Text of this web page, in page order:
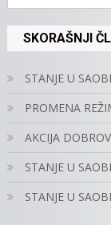
SKORAŠNJI
STANJE U
PROMENA
AKCIJA
STANJE U
STANJE U